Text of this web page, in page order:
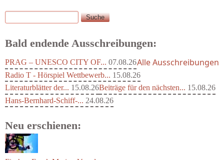
Suchformular
Suche
Bald endende Ausschreibungen:
PRAG – UNESCO CITY OF... 07.08.26
Radio T - Hörspiel Wettbewerb... 15.08.26
Literaturblätter der... 15.08.26Beiträge für den nächsten... 15.08.26
Hans-Bernhard-Schiff-... 24.08.26
Alle Ausschreibungen
Neu erschienen: